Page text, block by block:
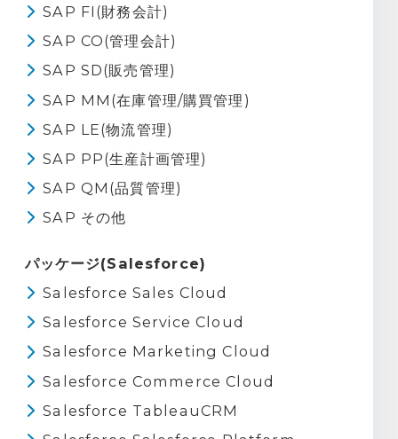
SAP FI(財務会計)
SAP CO(管理会計)
SAP SD(販売管理)
SAP MM(在庫管理/購買管理)
SAP LE(物流管理)
SAP PP(生産計画管理)
SAP QM(品質管理)
SAP その他
パッケージ(Salesforce)
Salesforce Sales Cloud
Salesforce Service Cloud
Salesforce Marketing Cloud
Salesforce Commerce Cloud
Salesforce TableauCRM